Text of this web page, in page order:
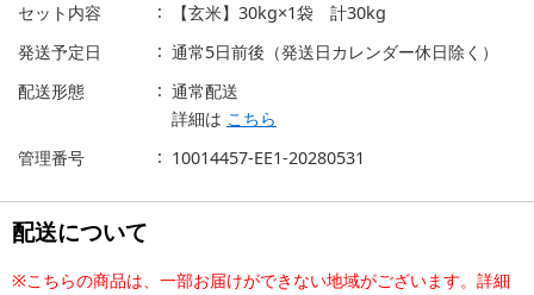
セット内容
【玄米】30kg×1袋 計30kg
発送予定日
通常5日前後（発送日カレンダー休日除く）
配送形態
通常配送
詳細は こちら
管理番号
10014457-EE1-20280531
配送について
※こちらの商品は、一部お届けができない地域がございます。詳細